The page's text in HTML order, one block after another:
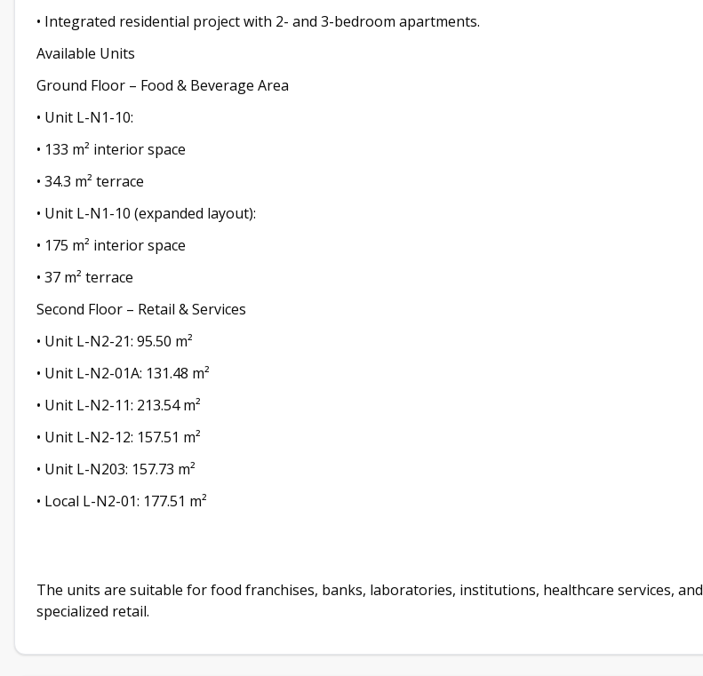
• Integrated residential project with 2- and 3-bedroom apartments.
Available Units
Ground Floor – Food & Beverage Area
• Unit L-N1-10:
• 133 m² interior space
• 34.3 m² terrace
• Unit L-N1-10 (expanded layout):
• 175 m² interior space
• 37 m² terrace
Second Floor – Retail & Services
• Unit L-N2-21: 95.50 m²
• Unit L-N2-01A: 131.48 m²
• Unit L-N2-11: 213.54 m²
• Unit L-N2-12: 157.51 m²
• Unit L-N203: 157.73 m²
• Local L-N2-01: 177.51 m²
The units are suitable for food franchises, banks, laboratories, institutions, healthcare services, and
specialized retail.